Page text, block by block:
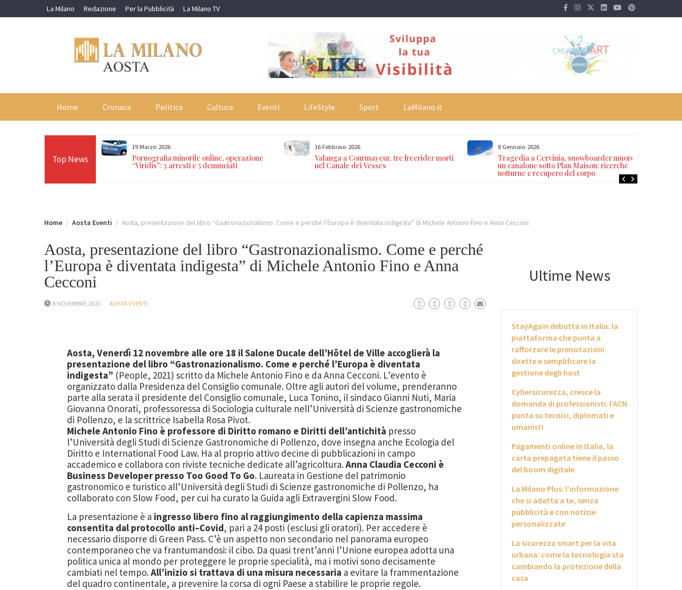
to
La Milano Redazione Per la Pubblicità La Milano TV
Home Cronaca Politica Cultura Eventi LifeStyle Sport LaMilano.it
Top News
in 24 ore sulle Alpi:
Paradiso, Cervino e
19 Marzo 2026
Pornografia minorile online, operazione
“Viridis”: 3 arresti e 5 denunciati
16 Febbraio 2026
Valanga a Courmayeur, tre freerider morti
nel Canale dei Vesses
8 Gennaio 2026
Tragedia a Cervinia, snowboarder muore in
un canalone sotto Plan Maison: ricerche
notturne e recupero del corpo
Home Aosta Eventi Aosta, presentazione del libro “Gastronazionalismo. Come e perché l’Europa è diventata indigesta” di Michele Antonio Fino e Anna Cecconi
Aosta, presentazione del libro “Gastronazionalismo. Come e perché
l’Europa è diventata indigesta” di Michele Antonio Fino e Anna
Cecconi
8 NOVEMBRE 2021 AOSTA EVENTI
Aosta, Venerdì 12 novembre alle ore 18 ilSalone Ducale dell’Hôtel de Ville accoglierà la
presentazione del libro “Gastronazionalismo. Come e perché l’Europa è diventata
indigesta” (People, 2021) scritto da Michele Antonio Fino e da Anna Cecconi. L’evento è
organizzato dalla Presidenza del Consiglio comunale. Oltre agli autori delvolume, prenderanno
parte alla serata il presidente del Consiglio comunale, Luca Tonino, ilsindaco Gianni Nuti, Maria
Giovanna Onorati, professoressa di Sociologia culturale nell’Università di Scienze gastronomiche
di Pollenzo, e la scrittrice Isabella Rosa Pivot.
Michele Antonio Fino è professore di Diritto romano e Diritti dell’antichità presso
l’Università degli Studi di Scienze Gastronomiche di Pollenzo, dove insegna anche Ecologia del
Diritto e International Food Law. Ha al proprio attivo decine di pubblicazioni in campo
accademico e collabora con riviste tecniche dedicate all’agricoltura.Anna Claudia Cecconi è
Business Developer presso Too Good To Go. Laureata in Gestione del patrimonio
gastronomico e turistico all’Università degli Studi di Scienze gastronomiche di Pollenzo, ha
collaborato con Slow Food, per cui ha curato la Guida agli Extravergini Slow Food.
La presentazione è a ingresso libero fino al raggiungimento della capienza massima
consentita dal protocollo anti–Covid, pari a 24 posti (esclusi gli oratori). Per accedere è
necessario disporre di Green Pass. C’è un aspetto non secondario nel panorama europeo
contemporaneo che va frantumandosi: il cibo. Da quasi trent’anni l’Unione europea adotta una
politica unica al mondo per proteggere le proprie specialità, ma i motivi sono decisamente
cambiati nel tempo.All’inizio si trattava di una misura necessaria a evitare la frammentazione
del quadro continentale, a prevenire la corsa di ogni Paese a stabilire le proprie regole.
Ultime News
StayAgain debutta in Italia: la
piattaforma che punta a
rafforzare le prenotazioni
dirette e semplificare la
gestione degli host
Cybersicurezza, cresce la
domanda di professionisti: l’ACN
punta su tecnici, diplomati e
umanisti
Pagamenti online in Italia, la
carta prepagata tiene il passo
del boom digitale
La Milano Plus: l’informazione
che si adatta a te, senza
pubblicità e con notizie
personalizzate
La sicurezza smart per la vita
urbana: come la tecnologia sta
cambiando la protezione della
casa